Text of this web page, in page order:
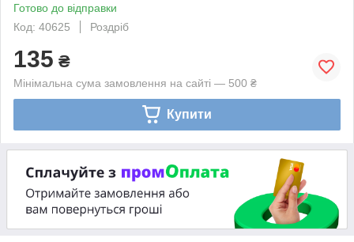
Готово до відправки
Код: 40625
Роздріб
135 ₴
Мінімальна сума замовлення на сайті — 500 ₴
Купити